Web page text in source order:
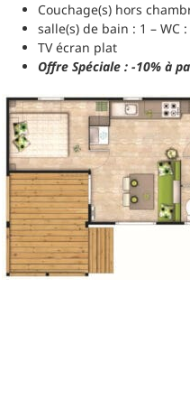
Couchage(s) hors
salle(s) de bain : 1 – WC :
TV écran plat
Offre Spéciale : -10% à